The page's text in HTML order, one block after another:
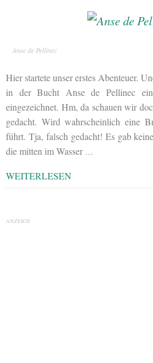
Anse de Pellinec
Hier startete unser erstes Abenteuer.
in der Bucht Anse de Pellinec
eingezeichnet. Hm, da schauen wir
gedacht. Wird wahrscheinlich eine
führt. Tja, falsch gedacht! Es gab
die mitten im Wasser …
WEITERLESEN
ANZEIGE